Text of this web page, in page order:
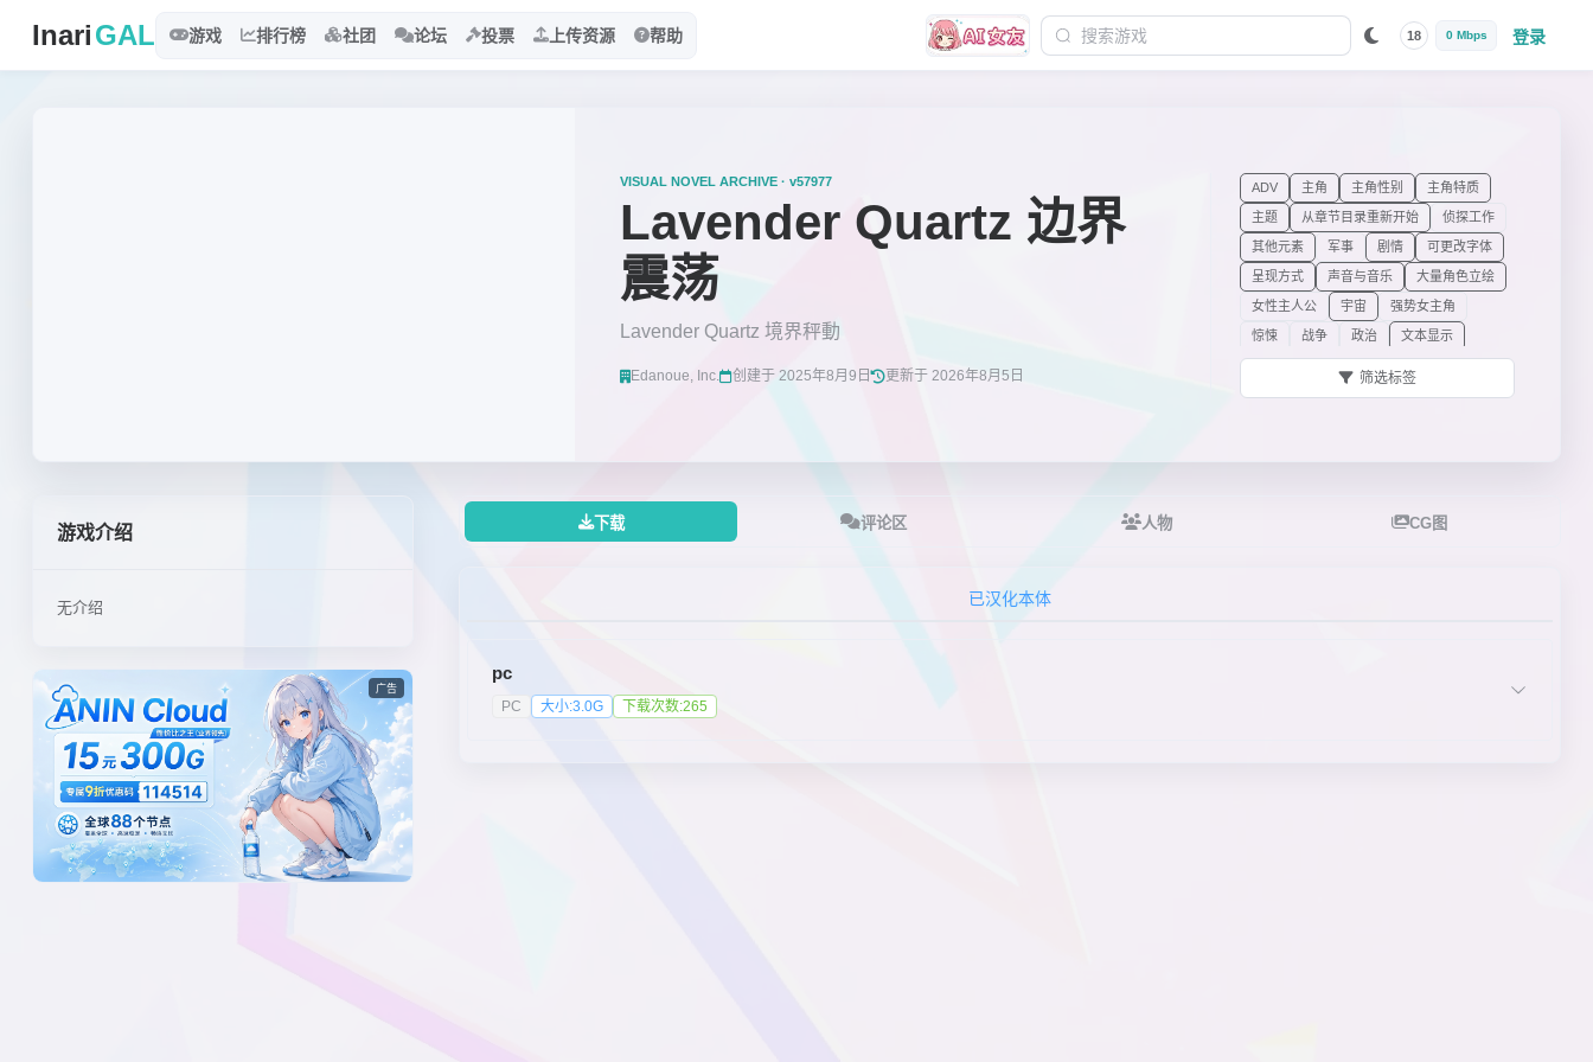
InariGAL 游戏 排行榜 社团 论坛 投票 上传资源 帮助 18 0 Mbps 登录
VISUAL NOVEL ARCHIVE · v57977
Lavender Quartz 边界
震荡
Lavender Quartz 境界秤動
Edanoue, Inc. 创建于 2025年8月9日 更新于 2026年8月5日
ADV 主角 主角性别 主角特质
主题 从章节目录重新开始 侦探工作
其他元素 军事 剧情 可更改字体
呈现方式 声音与音乐 大量角色立绘
女性主人公 宇宙 强势女主角
惊悚 战争 政治 文本显示
有脸的主人公 浮动文本框 环境音效
预渲染3D背景 风格
筛选标签
游戏介绍
无介绍
广告
下载 评论区 人物 CG图
pc
PC 大小:3.0G 下载次数:265
已汉化本体